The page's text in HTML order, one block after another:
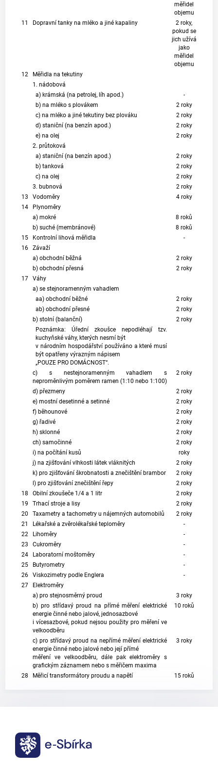
měřidel
objemu
11
Dopravní tanky na mléko a jiné kapaliny
2 roky,
pokud se
jich užívá
jako
měřidel
objemu
12
Měřidla na tekutiny
1. nádobová
a) krámská (na petrolej, líh apod.)
-
b) na mléko s plovákem
2 roky
c) na mléko a jiné tekutiny bez plováku
2 roky
d) staniční (na benzín apod.)
2 roky
e) na olej
2 roky
2. průtoková
a) staniční (na benzín apod.)
2 roky
b) tanková
2 roky
c) na olej
2 roky
3. bubnová
2 roky
13
Vodoměry
4 roky
14
Plynoměry
a) mokré
8 roků
b) suché (membránové)
8 roků
15
Kontrolní lihová měřidla
-
16
Závaží
a) obchodní běžná
2 roky
b) obchodní přesná
2 roky
17
Váhy
a) se stejnoramenným vahadlem
aa) obchodní běžné
2 roky
ab) obchodní přesné
2 roky
b) stolní (balanční)
2 roky
Poznámka: Úřední zkoušce nepodléhají tzv.
kuchyňské váhy, kterých nesmí být
v národním hospodářství používáno a které musí
být opatřeny výrazným nápisem
„POUZE PRO DOMÁCNOST“.
c) s nestejnoramenným vahadlem s
neproměnlivým poměrem ramen (1:10 nebo 1:100)
2 roky
d) přezmeny
2 roky
e) mostní desetinné a setinné
2 roky
f) běhounové
2 roky
g) řadivé
2 roky
h) sklonné
2 roky
ch) samočinné
2 roky
i) na počítání kusů
roky
j) na zjišťování vlhkosti látek vláknitých
2 roky
k) pro zjišťování škrobnatosti a znečištění brambor
2 roky
l) pro zjišťování znečištění řepy
2 roky
18
Obilní zkoušeče 1/4 a 1 litr
2 roky
19
Trhací stroje a lisy
2 roky
20
Taxametry a tachometry u nájemných automobilů
2 roky
21
Lékařské a zvěrolékařské teploměry
-
22
Lihoměry
-
23
Cukroměry
-
24
Laboratorní moštoměry
-
25
Butyrometry
-
26
Viskozimetry podle Englera
-
27
Elektroměry
a) pro stejnosměrný proud
3 roky
b) pro střídavý proud na přímé měření elektrické
energie činné nebo jalové, jednosazbové
i vícesazbové, pokud nejsou použity pro měření ve
velkoodběru
10 roků
c) pro střídavý proud na nepřímé měření elektrické
energie činné nebo jalové nebo její přímé
měření ve velkoodběru, dále pak elektroměry s
grafickým záznamem nebo s měřičem maxima
3 roky
28 Měřicí transformátory proudu a napětí 15 roků